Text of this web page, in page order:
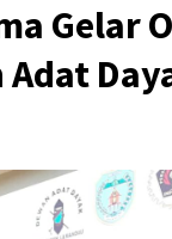
Gelar